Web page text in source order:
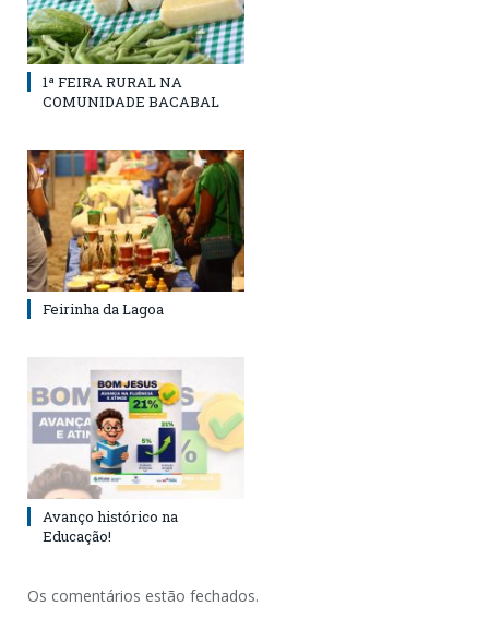
1ª FEIRA RURAL NA
COMUNIDADE BACABAL
Feirinha da Lagoa
Avanço histórico na
Educação!
Os comentários estão fechados.